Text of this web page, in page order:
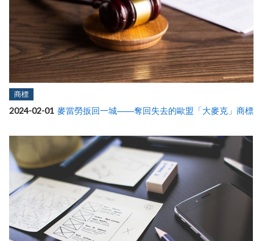
商標
2024-02-01 麥當勞扳回一城——奪回失去的歐盟「大麥克」商標